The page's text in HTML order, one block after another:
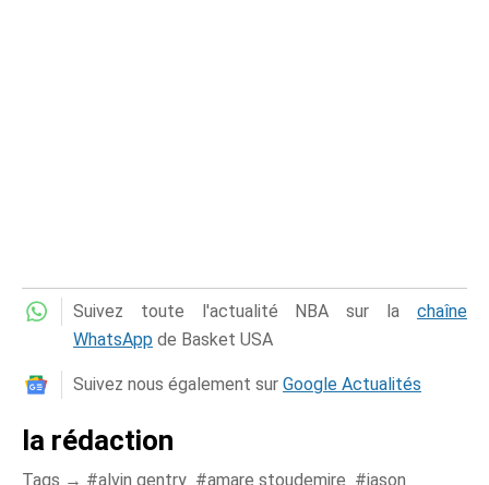
Suivez toute l'actualité NBA sur la chaîne
WhatsApp de Basket USA
Suivez nous également sur Google Actualités
la rédaction
Tags → alvin gentry amare stoudemire jason